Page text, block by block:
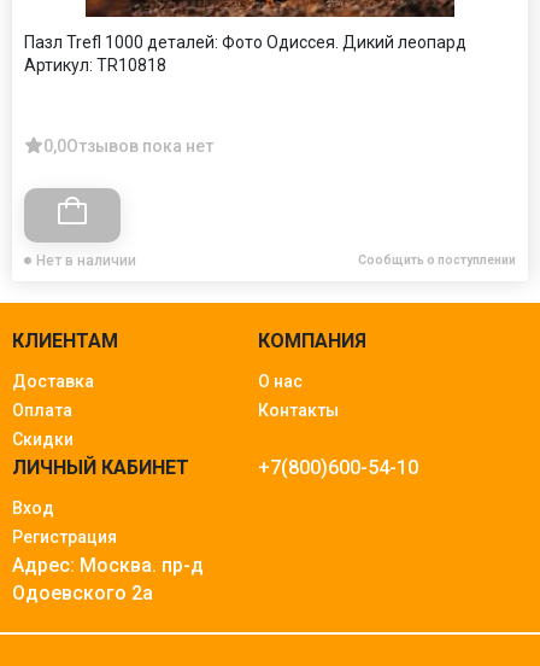
Пазл Trefl 1000 деталей: Фото Одиссея. Дикий леопард
Артикул: TR10818
0,0Отзывов пока нет
Нет в наличии Сообщить о поступлении
КЛИЕНТАМ
Доставка
Оплата
Скидки
КОМПАНИЯ
О нас
Контакты
ЛИЧНЫЙ КАБИНЕТ
Вход
Регистрация
+7(800)600-54-10
Адрес: Москва. пр-д
Одоевского 2а